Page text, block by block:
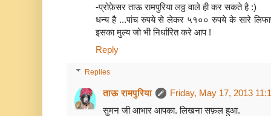
-प्रोफ़ेसर ताऊ रामपुरिया लठ्ठ वाले ही कर सकते है :)
धन्य है ...पांच रुपये से लेकर ५१०० रुपये के सारे
इसका मुल्य जो भी निर्धारित करे आप !
Reply
Replies
ताऊ रामपुरिया
Friday, May 17, 2013
सुमन जी आभार आपका. लिखना सफ़ल हुआ.